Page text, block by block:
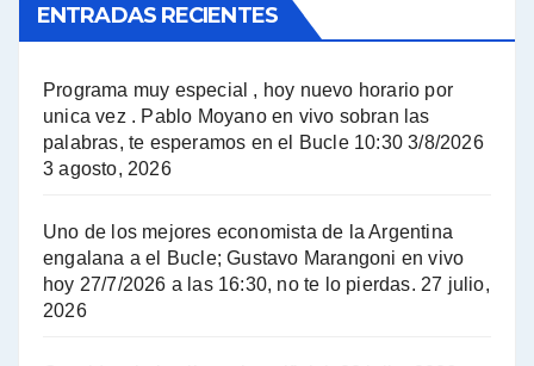
A mayor poder al empresariado le cuesta encontrar resistencia - Jose Urtubey con Jorge Gres
Hugo Yasky : Día de la Militancia - Hugo Yasky con Jorge Gres
ENTRADAS RECIENTES
Programa muy especial , hoy nuevo horario por
unica vez . Pablo Moyano en vivo sobran las
palabras, te esperamos en el Bucle 10:30 3/8/2026
3 agosto, 2026
Uno de los mejores economista de la Argentina
engalana a el Bucle; Gustavo Marangoni en vivo
hoy 27/7/2026 a las 16:30, no te lo pierdas. 27 julio,
2026